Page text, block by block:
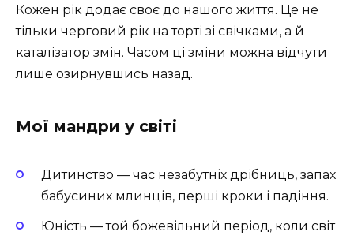
Кожен рік додає своє до нашого життя. Це не
тільки черговий рік на торті зі свічками, а й
каталізатор змін. Часом ці зміни можна відчути
лише озирнувшись назад.
Мої мандри у світі
Дитинство — час незабутніх дрібниць, запах
бабусиних млинців, перші кроки і падіння.
Юність — той божевільний період, коли світ